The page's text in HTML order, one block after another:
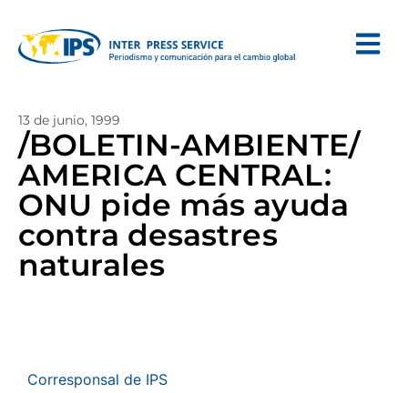
13 de junio, 1999
/BOLETIN-AMBIENTE/
AMERICA CENTRAL:
ONU pide más ayuda
contra desastres
naturales
Corresponsal de IPS